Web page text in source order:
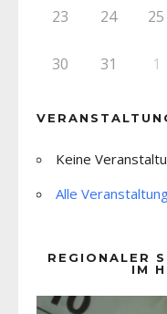
23 24 25
30 31 1
Keine
Alle
REGIONALER
IM